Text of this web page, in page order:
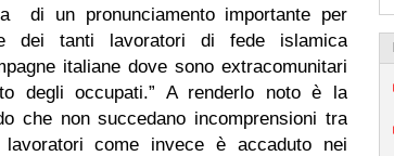
di un pronunciamento importante per
dei tanti lavoratori di fede islamica
italiane dove sono extracomunitari
degli occupati.” A renderlo noto è la
che non succedano incomprensioni tra
come invece è accaduto nei